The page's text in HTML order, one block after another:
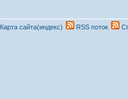
Карта сайта(индекс) RSS поток